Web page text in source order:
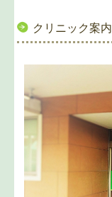
クリニック案内